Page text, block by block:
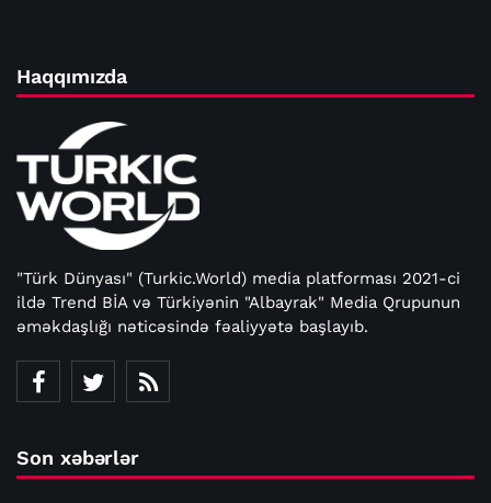
Haqqımızda
"Türk Dünyası" (Turkic.World) media platforması 2021-ci
ildə Trend BİA və Türkiyənin "Albayrak" Media Qrupunun
əməkdaşlığı nəticəsində fəaliyyətə başlayıb.
Son xəbərlər